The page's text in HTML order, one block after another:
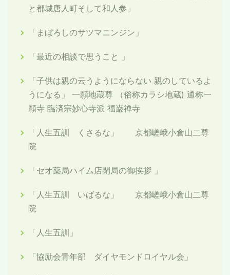
と都城唐人町そして和人参」
「まぼろしのサツマニンジン」
「最近の相談で思うこと 」
「子供は親の云うようにならない 親のしているよ
うになる」 一願地蔵尊 （俗称カラシ地蔵) 通称一
願寺 臨済宗妙心寺派 福巌禅寺
「人生五訓 くさるな」 京都嵯峨小倉山二尊
院
「セオ薬局ハイム店閉局の御挨拶 」
「人生五訓 いばるな」 京都嵯峨小倉山二尊
院
「人生五訓」
「協励会青年部 ダイヤモンドロイヤル会」